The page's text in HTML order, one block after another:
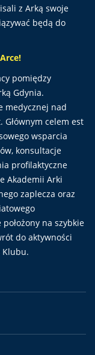
z Arką swoje
będą do
pomiędzy
Gdynia.
medycznej nad
celem est
wsparcia
konsultacje
profilaktyczne
Akademii Arki
zaplecza oraz
na szybkie
do aktywności